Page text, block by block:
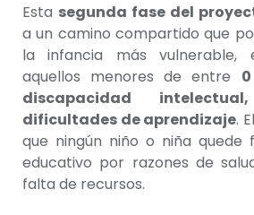
Esta segunda fase del
a un camino compartido que
la infancia más vulnerable,
aquellos menores de entre
discapacidad
dificultades de aprendizaje.
que ningún niño o niña quede
educativo por razones de
falta de recursos.